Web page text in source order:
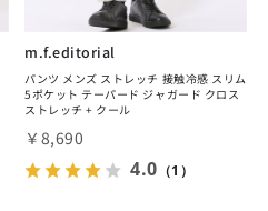
m.f.editorial
パンツ メンズ ストレッチ 接触冷感 スリム
5ポケット テーパード ジャガード クロス
ストレッチ + クール
￥8,690
4.0 （1）